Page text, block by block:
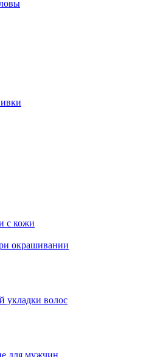
с кожи
окрашивании
укладки волос
для мужчин